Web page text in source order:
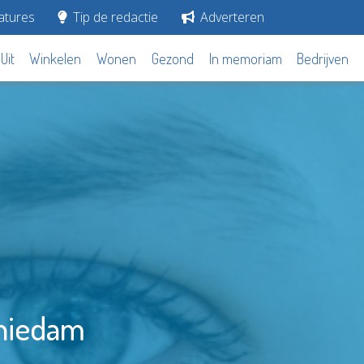
Tip de redactie Adverteren
Uit Winkelen Wonen Gezond In memoriam Bedrijven